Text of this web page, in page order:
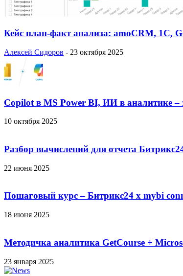
Кейс план-факт анализа: amoCRM, 1C,
Алексей Сидоров - 23 октября 2025
Copilot в MS Power BI, ИИ в аналитике –
10 октября 2025
Разбор вычислений для отчета
22 июня 2025
Пошаговый курс – Битрикс24 х mybi
18 июня 2025
Методичка аналитика GetCourse +
23 января 2025